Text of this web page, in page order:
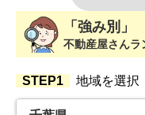
「強み別」
不動産屋さんラ
STEP1 地域を選択